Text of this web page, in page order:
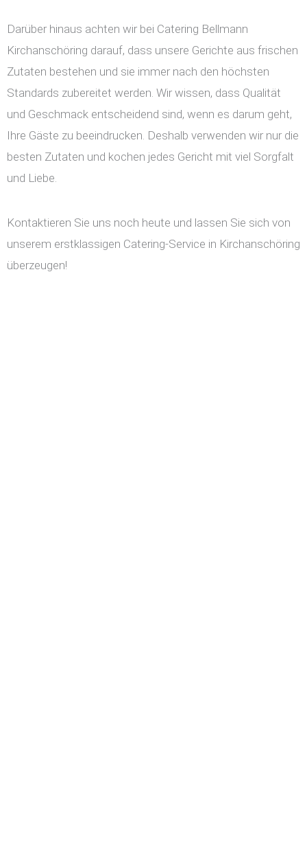
Darüber hinaus achten wir bei Catering Bellmann
Kirchanschöring darauf, dass unsere Gerichte aus frischen
Zutaten bestehen und sie immer nach den höchsten
Standards zubereitet werden. Wir wissen, dass Qualität
und Geschmack entscheidend sind, wenn es darum geht,
Ihre Gäste zu beeindrucken. Deshalb verwenden wir nur die
besten Zutaten und kochen jedes Gericht mit viel Sorgfalt
und Liebe.
Kontaktieren Sie uns noch heute und lassen Sie sich von
unserem erstklassigen Catering-Service in Kirchanschöring
überzeugen!